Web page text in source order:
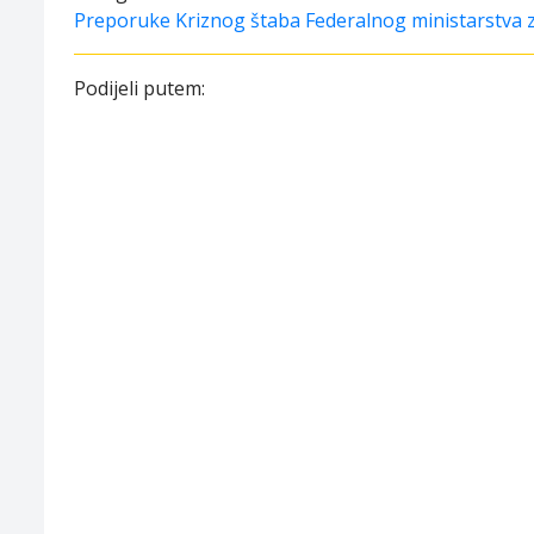
Preporuke Kriznog štaba Federalnog ministarstva
Podijeli putem: